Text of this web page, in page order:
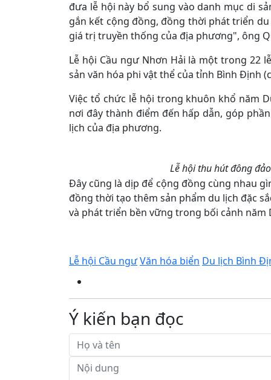
đưa lễ hội này bổ sung vào danh mục di
gắn kết cộng đồng, đồng thời phát triển
giá trị truyền thống của địa phương", ông
Lễ hội Cầu ngư Nhơn Hải là một trong 22
sản văn hóa phi vật thể của tỉnh Bình Định
Việc tổ chức lễ hội trong khuôn khổ năm
nơi đây thành điểm đến hấp dẫn, góp
lịch của địa phương.
Lễ hội thu hút đông
Đây cũng là dịp để cộng đồng cùng nhau
đồng thời tạo thêm sản phẩm du lịch đặc
và phát triển bền vững trong bối cảnh năm
Lễ hội Cầu ngưVăn hóa biển Du lịch Bình
Ý kiến bạn đọc